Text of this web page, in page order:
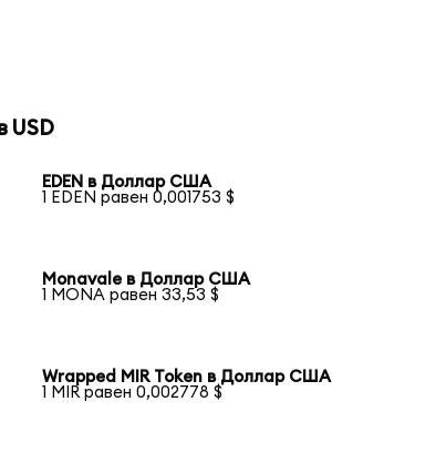
USD
EDEN в Доллар США
1 EDEN равен 0,001753 $
Monavale в Доллар США
1 MONA равен 33,53 $
Wrapped MIR Token в Доллар США
1 MIR равен 0,002778 $